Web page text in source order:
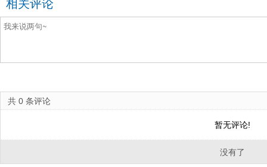
相关评论
共 0 条评论
暂无评论!
没有了